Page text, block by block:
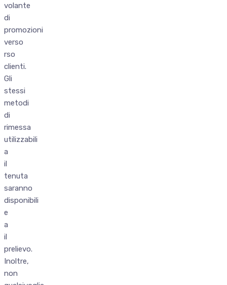
volante
di
promozioni
verso
rso
clienti.
Gli
stessi
metodi
di
rimessa
utilizzabili
a
il
tenuta
saranno
disponibili
e
a
il
prelievo.
Inoltre,
non